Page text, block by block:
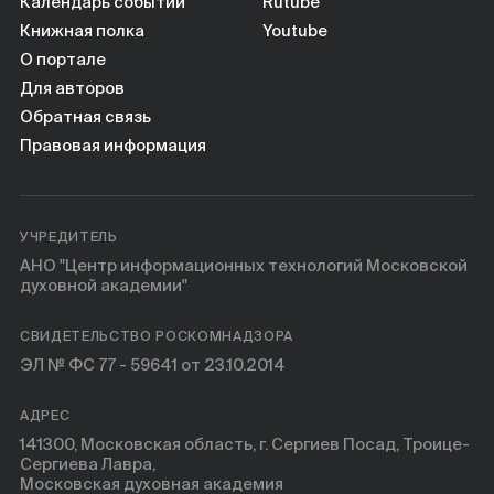
Книжная полка
О портале
Для авторов
Обратная связь
Правовая информация
Youtube
УЧРЕДИТЕЛЬ
АНО "Центр информационных технологий Московской
духовной академии"
СВИДЕТЕЛЬСТВО РОСКОМНАДЗОРА
ЭЛ № ФС 77 - 59641 от 23.10.2014
АДРЕС
141300, Московская область, г. Сергиев Посад, Троице-
Сергиева Лавра,
Московская духовная академия